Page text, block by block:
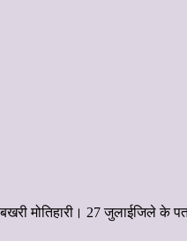
मोतिहारी। 27 जुलाईजिले के